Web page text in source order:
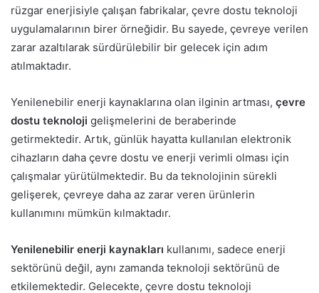
rüzgar enerjisiyle çalışan fabrikalar, çevre dostu teknoloji
uygulamalarının birer örneğidir. Bu sayede, çevreye verilen
zarar azaltılarak sürdürülebilir bir gelecek için adım
atılmaktadır.
Yenilenebilir enerji kaynaklarına olan ilginin artması, çevre
dostu teknoloji gelişmelerini de beraberinde
getirmektedir. Artık, günlük hayatta kullanılan elektronik
cihazların daha çevre dostu ve enerji verimli olması için
çalışmalar yürütülmektedir. Bu da teknolojinin sürekli
gelişerek, çevreye daha az zarar veren ürünlerin
kullanımını mümkün kılmaktadır.
Yenilenebilir enerji kaynakları kullanımı, sadece enerji
sektörünü değil, aynı zamanda teknoloji sektörünü de
etkilemektedir. Gelecekte, çevre dostu teknoloji